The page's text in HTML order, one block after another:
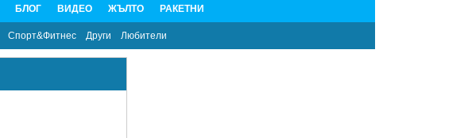
БЛОГ ВИДЕО ЖЪЛТО РАКЕТНИ
Спорт&Фитнес Други Любители